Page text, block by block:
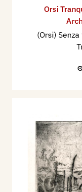
Orsi
(Orsi)